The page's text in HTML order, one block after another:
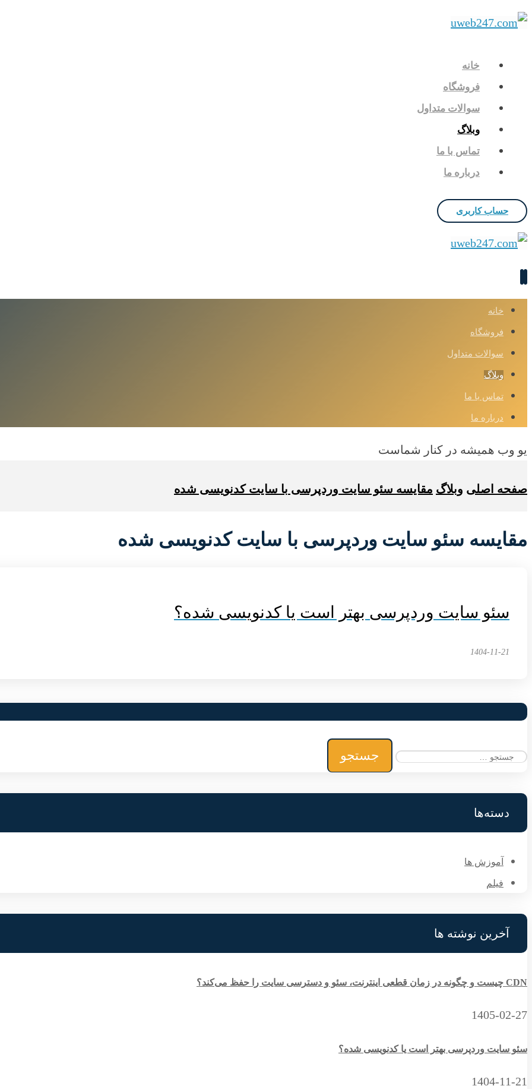
خانه
فروشگاه
سوالات متداول
وبلاگ
تماس با ما
درباره ما
حساب کاربری
خانه
فروشگاه
سوالات متداول
وبلاگ
تماس با ما
درباره ما
یو وب همیشه در کنار شماست
صفحه اصلی وبلاگ مقایسه سئو سایت وردپرسی با سایت کدنویسی شده
مقایسه سئو سایت وردپرسی با سایت کدنویسی شده
سئو سایت وردپرسی بهتر است یا کدنویسی شده؟
1404-11-21
جستجو
دسته‌ها
آموزش ها
فیلم
آخرین نوشته ها
CDN چیست و چگونه در زمان قطعی اینترنت، سئو و دسترسی سایت را حفظ می‌کند؟
1405-02-27
سئو سایت وردپرسی بهتر است یا کدنویسی شده؟
1404-11-21